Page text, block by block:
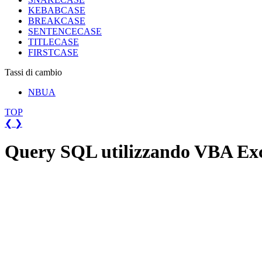
KEBABCASE
BREAKCASE
SENTENCECASE
TITLECASE
FIRSTCASE
Tassi di cambio
NBUA
TOP
❮ ❯
Query SQL utilizzando VBA